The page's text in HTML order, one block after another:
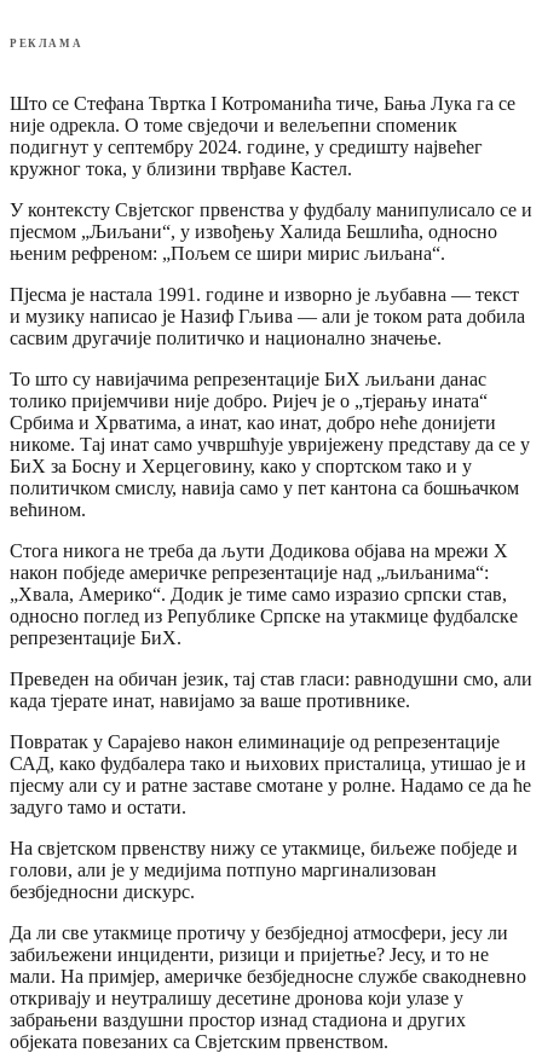
РЕКЛАМА
Што се Стефана Твртка I Котроманића тиче, Бања Лука га се
није одрекла. О томе свједочи и велељепни споменик
подигнут у септембру 2024. године, у средишту највећег
кружног тока, у близини тврђаве Кастел.
У контексту Свјетског првенства у фудбалу манипулисало се и
пјесмом „Љиљани“, у извођењу Халида Бешлића, односно
њеним рефреном: „Пољем се шири мирис љиљана“.
Пјесма је настала 1991. године и изворно је љубавна — текст
и музику написао је Назиф Гљива — али је током рата добила
сасвим другачије политичко и национално значење.
То што су навијачима репрезентације БиХ љиљани данас
толико пријемчиви није добро. Ријеч је о „тјерању ината“
Србима и Хрватима, а инат, као инат, добро неће донијети
никоме. Тај инат само учвршћује увријежену представу да се у
БиХ за Босну и Херцеговину, како у спортском тако и у
политичком смислу, навија само у пет кантона са бошњачком
већином.
Стога никога не треба да љути Додикова објава на мрежи X
након побједе америчке репрезентације над „љиљанима“:
„Хвала, Америко“. Додик је тиме само изразио српски став,
односно поглед из Републике Српске на утакмице фудбалске
репрезентације БиХ.
Преведен на обичан језик, тај став гласи: равнодушни смо, али
када тјерате инат, навијамо за ваше противнике.
Повратак у Сарајево након елиминације од репрезентације
САД, како фудбалера тако и њихових присталица, утишао је и
пјесму али су и ратне заставе смотане у ролне. Надамо се да ће
задуго тамо и остати.
На свјетском првенству нижу се утакмице, биљеже побједе и
голови, али је у медијима потпуно маргинализован
безбједносни дискурс.
Да ли све утакмице протичу у безбједној атмосфери, јесу ли
забиљежени инциденти, ризици и пријетње? Јесу, и то не
мали. На примјер, америчке безбједносне службе свакодневно
откривају и неутралишу десетине дронова који улазе у
забрањени ваздушни простор изнад стадиона и других
објеката повезаних са Свјетским првенством.